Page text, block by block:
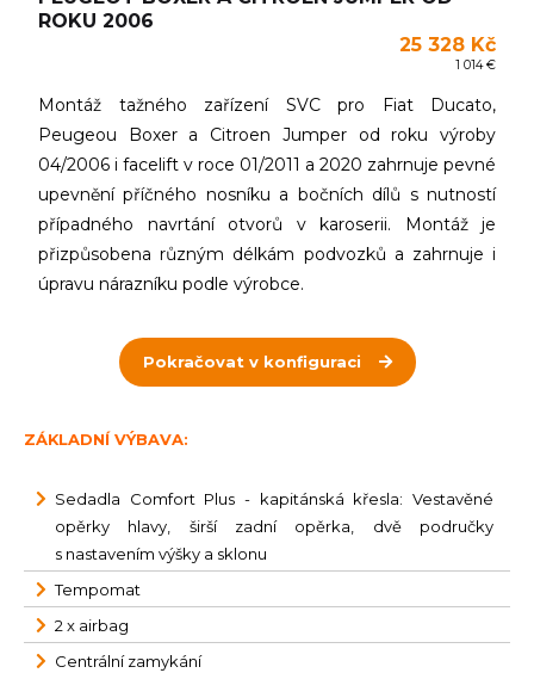
ROKU 2006
25 328 Kč
1 014 €
Montáž tažného zařízení SVC pro Fiat Ducato,
Peugeou Boxer a Citroen Jumper od roku výroby
04/2006 i facelift v roce 01/2011 a 2020 zahrnuje pevné
upevnění příčného nosníku a bočních dílů s nutností
případného navrtání otvorů v karoserii. Montáž je
přizpůsobena různým délkám podvozků a zahrnuje i
úpravu nárazníku podle výrobce.
Pokračovat v konfiguraci
ZÁKLADNÍ VÝBAVA:
Sedadla Comfort Plus - kapitánská křesla: Vestavěné
opěrky hlavy, širší zadní opěrka, dvě područky
s nastavením výšky a sklonu
Tempomat
2 x airbag
Centrální zamykání